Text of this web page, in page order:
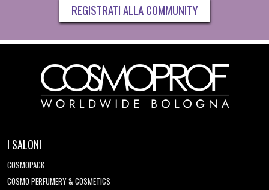
REGISTRATI ALLA COMMUNITY
I SALONI
COSMOPACK
COSMO PERFUMERY & COSMETICS